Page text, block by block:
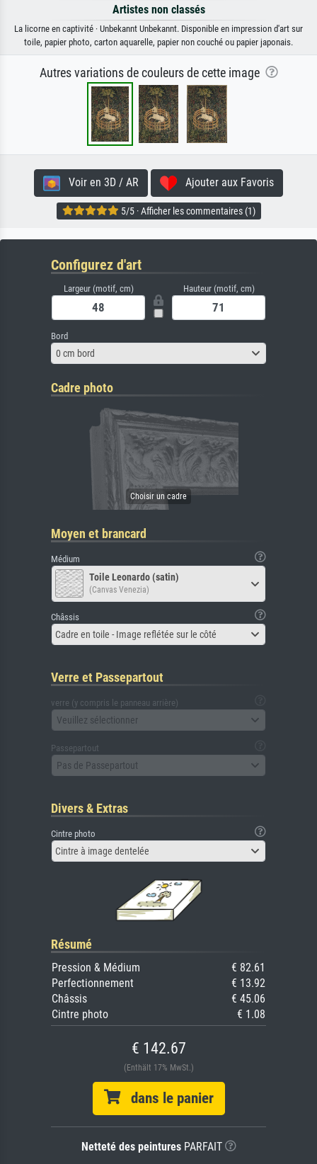
Artistes non classés
La licorne en captivité · Unbekannt Unbekannt. Disponible en impression d'art sur
toile, papier photo, carton aquarelle, papier non couché ou papier japonais.
Autres variations de couleurs de cette image
Voir en 3D / AR Ajouter aux Favoris
5/5 · Afficher les commentaires (1)
Configurez d'art
Largeur (motif, cm) Hauteur (motif, cm)
Bord
0 cm bord
Cadre photo
Moyen et brancard
Médium
Toile Leonardo (satin)
(Canvas Venezia)
Châssis
Cadre en toile - Image reflétée sur le côté
Verre et Passepartout
verre (y compris le panneau arrière)
Veuillez sélectionner
Passepartout
Pas de Passepartout
Divers & Extras
Cintre photo
Cintre à image dentelée
Résumé
Pression & Médium
€ 82.61
Perfectionnement
€ 13.92
Châssis
€ 45.06
Cintre photo
€ 1.08
€ 142.67
(Enthält 17% MwSt.)
dans le panier
Netteté des peinturesPARFAIT